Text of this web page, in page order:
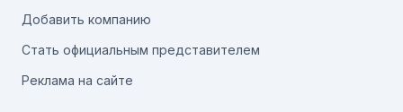
Добавить компанию
Стать официальным представителем
Реклама на сайте